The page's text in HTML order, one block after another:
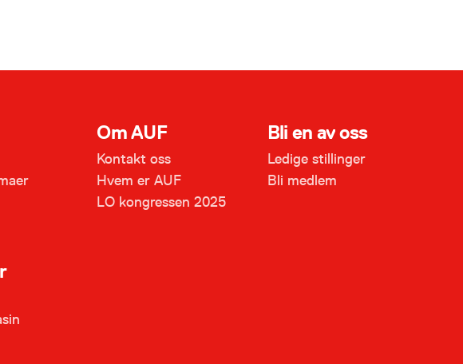
Om AUF
Kontakt oss
Hvem er AUF
LO kongressen 2025
Bli en av oss
Ledige stillinger
Bli medlem